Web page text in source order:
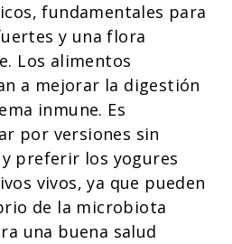
fundamentales para
y una flora
Los alimentos
a mejorar la digestión
inmune. Es
por versiones sin
preferir los yogures
vivos, ya que pueden
de la microbiota
una buena salud